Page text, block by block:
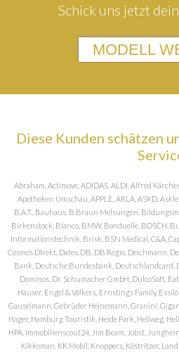
Schick uns jetzt
MODELL
Diese Kunden schätzen
Abraham, Actimove, ADIDAS, ALDI, Alfred
Apotheken Umschau, APPLE, ARLA, ASKD,
B.A.T., Bauhaus, B.Braun Melsungen,
Birkenstock, Blanco, BMW, Bonduelle, BOSCH,
Informationstechnik, Brisk, BSN Medical, C&A,
Cosmos DIrekt, Datev, DB, DB Regio, Deichmann,
Bank, Deutsche Bundesbank, Deutschlandcard,
Dominos, Dr. Schumacher GmbH, DulcoSoft,
Hauser, Engel & Völkers, Ernstings Family,
Gauselmann, Gebrüder Heinemann, Granini,
Hager, Hamburg Touristik, Heide Park, Hellweg,
HPA, Immobilienscout24, Jim Beam, Jobst,
Kikkoman, KK Mobil, Knoppers, Köstritzer,